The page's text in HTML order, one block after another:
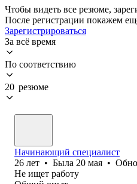
Чтобы видеть все резюме,
После регистрации покажем
Зарегистрироваться
За всё время
По соответствию
20 резюме
Начинающий специалист
26 лет • Была 20 мая •
Не ищет работу